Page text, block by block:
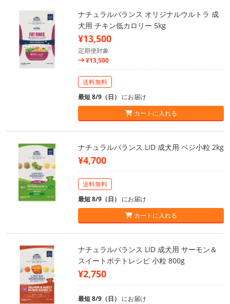
ナチュラルバランス オリジナルウルトラ 成
犬用 チキン低カロリー 5kg
¥13,500
定期便対象
¥13,500
送料無料
最短 8/9（日） にお届け
カートに入れる
ナチュラルバランス LID 成犬用 ベジ小粒 2kg
¥4,700
送料無料
最短 8/9（日） にお届け
カートに入れる
ナチュラルバランス LID 成犬用 サーモン＆
スイートポテトレシピ 小粒 800g
¥2,750
最短 8/9（日） にお届け